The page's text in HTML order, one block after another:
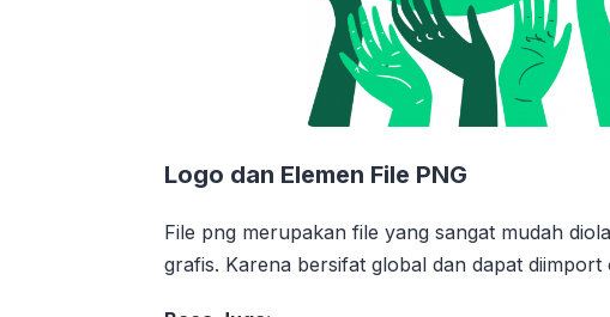
Logo dan Elemen File PNG
File png merupakan file yang sangat mudah
grafis. Karena bersifat global dan dapat diimport